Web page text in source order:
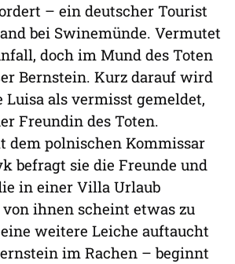
– ein deutscher Tourist
bei Swinemünde. Vermutet
doch im Mund des Toten
Bernstein. Kurz darauf wird
Luisa als vermisst gemeldet,
Freundin des Toten.
dem polnischen Kommissar
befragt sie die Freunde und
in einer Villa Urlaub
ihnen scheint etwas zu
weitere Leiche auftaucht
im Rachen – beginnt